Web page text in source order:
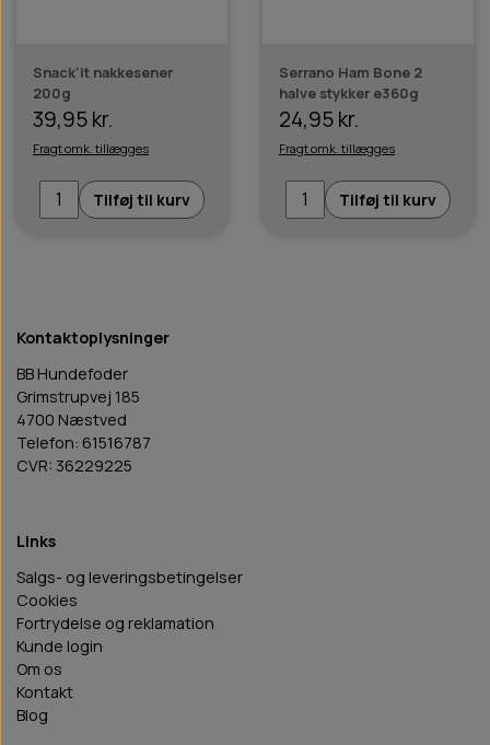
Snack'it nakkesener
200g
39,95 kr.
Fragt omk. tillægges
Tilføj til kurv
Serrano Ham Bone 2
halve stykker e360g
24,95 kr.
Fragt omk. tillægges
Tilføj til kurv
Kontaktoplysninger
BB Hundefoder
Grimstrupvej 185
4700 Næstved
Telefon: 61516787
CVR: 36229225
Links
Salgs- og leveringsbetingelser
Cookies
Fortrydelse og reklamation
Kunde login
Om os
Kontakt
Blog